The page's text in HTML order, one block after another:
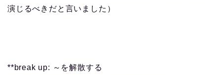
演じるべきだと言いました）
**break up: ～を解散する